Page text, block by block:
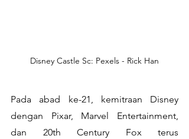
Disney Castle Sc: Pexels - Rick Han
Pada abad ke-21, kemitraan Disney
dengan Pixar, Marvel Entertainment,
dan 20th Century Fox terus